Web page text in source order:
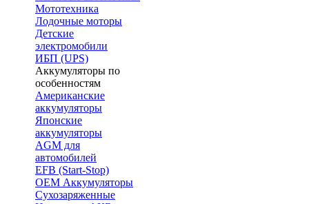
Мототехника
Лодочные моторы
Детские
электромобили
ИБП (UPS)
Аккумуляторы по
особенностям
Американские
аккумуляторы
Японские
аккумуляторы
AGM для
автомобилей
EFB (Start-Stop)
OEM Аккумуляторы
Сухозаряженные